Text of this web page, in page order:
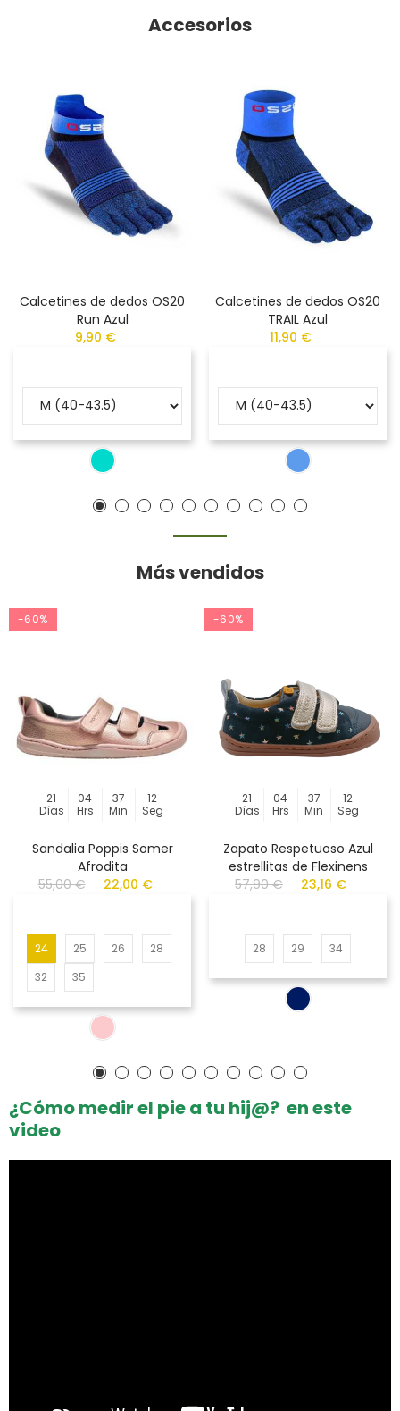
Accesorios
Calcetines de dedos OS20
Run Azul
9,90 €
Calcetines de dedos OS20
TRAIL Azul
11,90 €
Más vendidos
-60%
21
Días
04
Hrs
37
Min
12
Seg
Sandalia Poppis Somer
Afrodita
55,00 €
22,00 €
24 25 26
28
32
35
-60%
21
Días
04
Hrs
37
Min
12
Seg
Zapato Respetuoso Azul
estrellitas de Flexinens
57,90 €
23,16 €
28 29 34
¿Cómo medir el pie a tu hij@? en este
video